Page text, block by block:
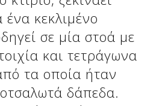
κεκλιμένο
σε μία στοά με
και τετράγωνα
τα οποία ήταν
δάπεδα.